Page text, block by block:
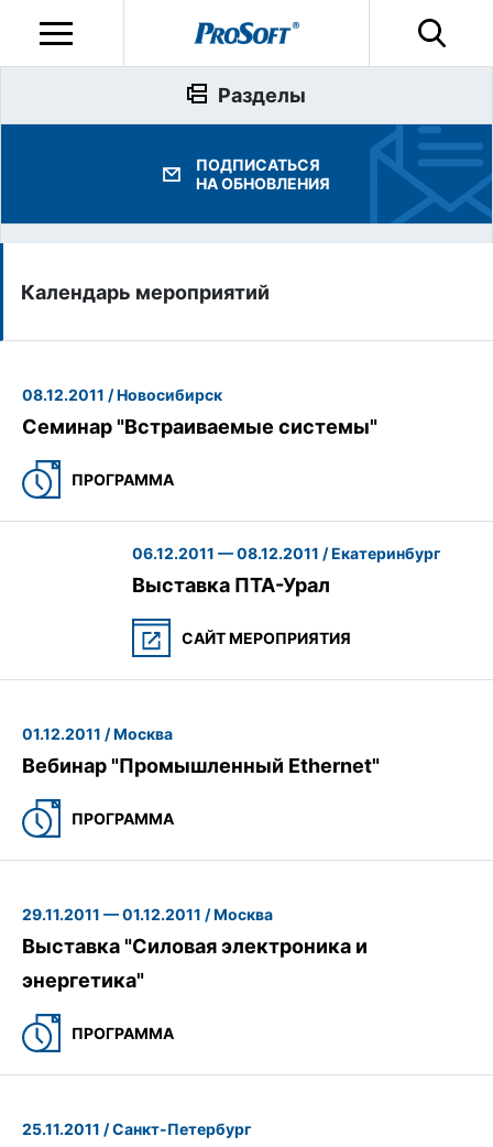
Календарь мероприятий
08.12.2011 / Новосибирск
Семинар "Встраиваемые системы"
ПРОГРАММА
06.12.2011 — 08.12.2011 / Екатеринбург
Выставка ПТА-Урал
САЙТ МЕРОПРИЯТИЯ
01.12.2011 / Москва
Вебинар "Промышленный Ethernet"
ПРОГРАММА
29.11.2011 — 01.12.2011 / Москва
Выставка "Силовая электроника и
энергетика"
ПРОГРАММА
25.11.2011 / Санкт-Петербург
Разделы
ПОДПИСАТЬСЯ
НА ОБНОВЛЕНИЯ